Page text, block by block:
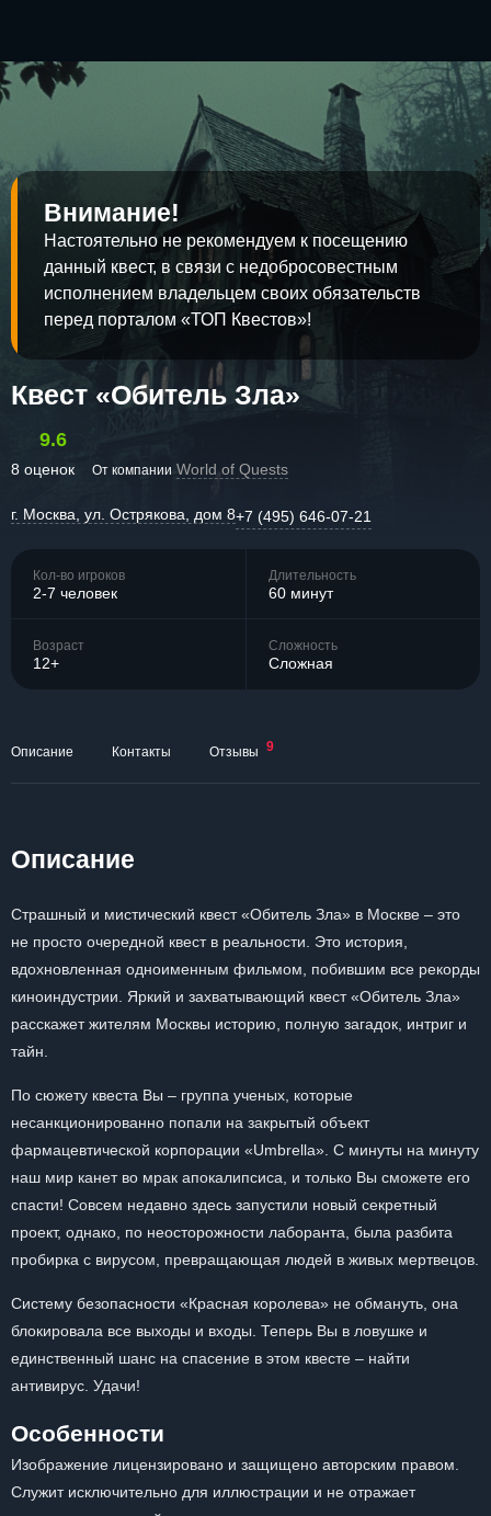
Внимание!
Настоятельно не рекомендуем к посещению
данный квест, в связи с недобросовестным
исполнением владельцем своих обязательств
перед порталом «ТОП Квестов»!
Квест «Обитель Зла»
9.6
8 оценок От компании World of Quests
г. Москва, ул. Острякова, дом 8+7 (495) 646-07-21
Кол-во игроков
2-7 человек
Длительность
60 минут
Возраст
12+
Сложность
Сложная
Описание Контакты Отзывы 9
Описание
Страшный и мистический квест «Обитель Зла» в Москве – это
не просто очередной квест в реальности. Это история,
вдохновленная одноименным фильмом, побившим все рекорды
киноиндустрии. Яркий и захватывающий квест «Обитель Зла»
расскажет жителям Москвы историю, полную загадок, интриг и
тайн.
По сюжету квеста Вы – группа ученых, которые
несанкционированно попали на закрытый объект
фармацевтической корпорации «Umbrella». С минуты на минуту
наш мир канет во мрак апокалипсиса, и только Вы сможете его
спасти! Совсем недавно здесь запустили новый секретный
проект, однако, по неосторожности лаборанта, была разбита
пробирка с вирусом, превращающая людей в живых мертвецов.
Систему безопасности «Красная королева» не обмануть, она
блокировала все выходы и входы. Теперь Вы в ловушке и
единственный шанс на спасение в этом квесте – найти
антивирус. Удачи!
Особенности
Изображение лицензировано и защищено авторским правом.
Служит исключительно для иллюстрации и не отражает